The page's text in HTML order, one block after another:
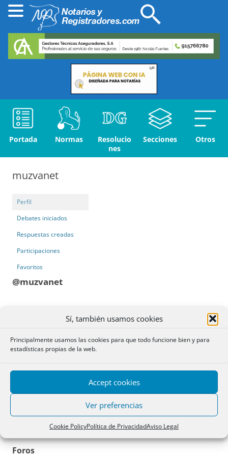
Sí, también usamos cookies
Principalmente usamos las cookies para que todo funcione bien y para
estadísticas propias de la web.
Accept cookies
Ver preferencias
Cookie PolicyPolítica de PrivacidadAviso Legal
Portada Normas
Resolucio
nes
Secciones Otros
muzvanet
Perfil
Debates iniciados
Respuestas creadas
Participaciones
Favoritos
@muzvanet
Registrado: hace 6 meses
소를 간편하게 확인하고 즉시 이용할 수 있습니다 Website:
. Phone: 010-4827-1936. Address: 대한민국 서울특별
시 강남구 테헤란로 152, 10층.
Web:
Foros